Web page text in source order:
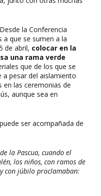
Desde la Conferencia
a que se sumen a la
de abril, colocar en la
una rama verde
que de los que se
a pesar del aislamiento
en las ceremonias de
aunque sea en
ser acompañada de
la Pascua, cuando el
los niños, con ramos de
con júbilo proclamaban: